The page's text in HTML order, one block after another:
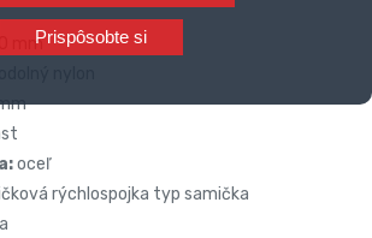
Prispôsobte si
mm
oceľ
rýchlospojka typ samička